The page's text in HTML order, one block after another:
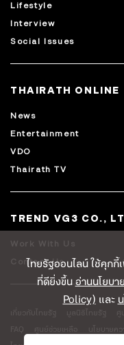
ไทยรัฐออนไลน์ ใช้คุกกี้
ที่ดียิ่งขึ้นอ่านนโยบ
Policy) และ
Lifestyle
Interview
Social Issues
THAIRATH ONLINE
News
Entertainment
VDO
Thairath TV
TREND VG3 CO.,
Work With Us
Contact Us
เกี่ยวกับไทยรัฐ มูลนิธิไทยรัฐ
FAQ
ศูนย์ช่วยเหลือ นโยบายคว